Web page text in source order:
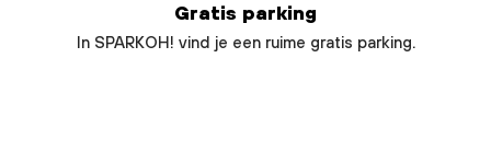
Gratis parking
In SPARKOH! vind je een ruime gratis parking.